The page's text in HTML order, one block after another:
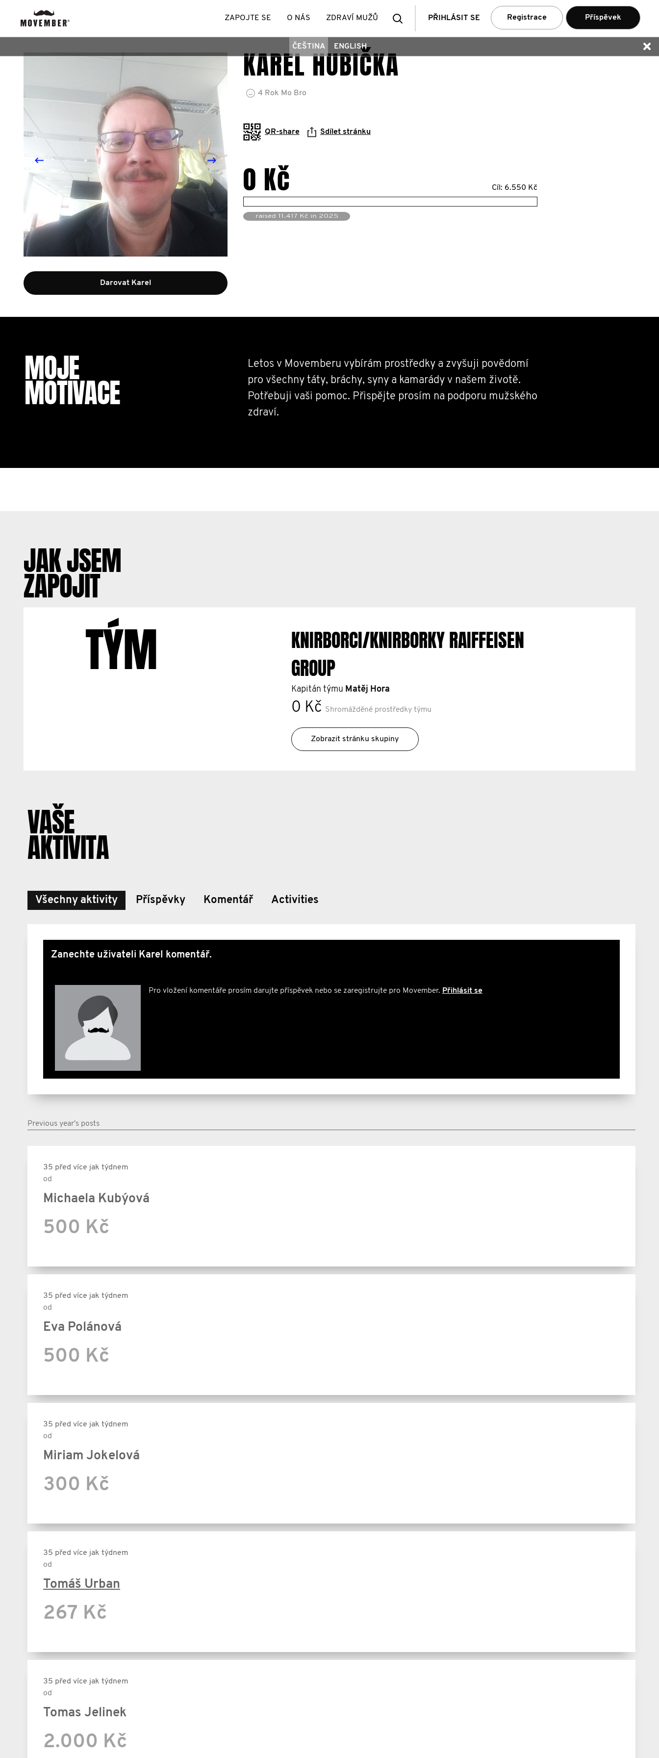
Vyhledání
členů
PŘIHLÁSIT SE Registrace Příspěvek
ZAPOJTE SE O NÁS ZDRAVÍ MUŽŮ
ČEŠTINA ENGLISH
Darovat Karel
KAREL HUBIČKA
4 Rok Mo Bro
QR-share Sdílet stránku
0 Kč Cíl: 6.550 Kč
raised 11.417 Kč in 2025
MOJE
MOTIVACE
Letos v Movemberu vybírám prostředky a zvyšuji povědomí
pro všechny táty, bráchy, syny a kamarády v našem životě.
Potřebuji vaši pomoc. Přispějte prosím na podporu mužského
zdraví.
JAK JSEM
ZAPOJIT
TÝM
KNIRBORCI/KNIRBORKY RAIFFEISEN
GROUP
Kapitán týmu Matěj Hora
0 Kč Shromážděné prostředky týmu
Zobrazit stránku skupiny
VAŠE
AKTIVITA
Všechny aktivity Příspěvky Komentář Activities
Zanechte uživateli Karel komentář.
Pro vložení komentáře prosím darujte příspěvek nebo se zaregistrujte pro Movember. Přihlásit se
Previous year's posts
35 před více jak týdnem
od
Michaela Kubýová
500 Kč
35 před více jak týdnem
od
Eva Polánová
500 Kč
35 před více jak týdnem
od
Miriam Jokelová
300 Kč
35 před více jak týdnem
od
Tomáš Urban
267 Kč
35 před více jak týdnem
od
Tomas Jelinek
2.000 Kč